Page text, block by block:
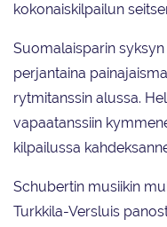
kokonaiskilpailun
Suomalaisparin
perjantaina
rytmitanssin alussa.
vapaatanssiin
kilpailussa
Schubertin musiikin
Turkkila-Versluis